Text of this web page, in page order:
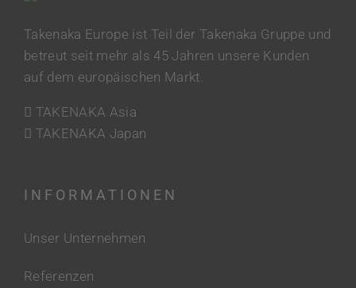
Takenaka Europe ist Teil der Takenaka Gruppe und
betreut seit mehr als 45 Jahren unsere Kunden
auf dem europäischen Markt.
TAKENAKA Asia
TAKENAKA Japan
INFORMATIONEN
Unser Unternehmen
Referenzen